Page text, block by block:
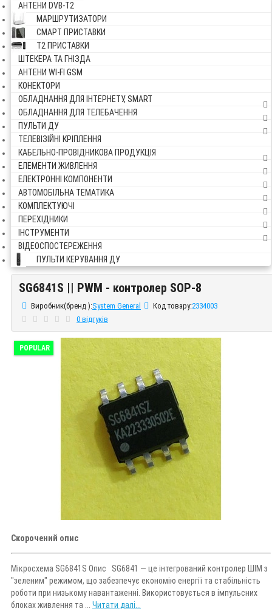
АНТЕНИ DVB-Т2
МАРШРУТИЗАТОРИ
СМАРТ ПРИСТАВКИ
Т2 ПРИСТАВКИ
ШТЕКЕРА ТА ГНІЗДА
АНТЕНИ WI-FI GSM
КОНЕКТОРИ
ОБЛАДНАННЯ ДЛЯ ІНТЕРНЕТУ, SMART
ОБЛАДНАННЯ ДЛЯ ТЕЛЕБАЧЕННЯ
ПУЛЬТИ ДУ
ТЕЛЕВІЗІЙНІ КРІПЛЕННЯ
КАБЕЛЬНО-ПРОВІДНИКОВА ПРОДУКЦІЯ
ЕЛЕМЕНТИ ЖИВЛЕННЯ
ЕЛЕКТРОННІ КОМПОНЕНТИ
АВТОМОБІЛЬНА ТЕМАТИКА
КОМПЛЕКТУЮЧІ
ПЕРЕХІДНИКИ
ІНСТРУМЕНТИ
ВІДЕОСПОСТЕРЕЖЕННЯ
ПУЛЬТИ КЕРУВАННЯ ДУ
SG6841S || PWM - контролер SOP-8
SG6841S || PWM - контролер SOP-8
Виробник(бренд ):System General Код товару:2334003
0 відгуків
POPULAR
Скорочений опис
Мікросхема SG6841S Опис SG6841 — це інтегрований контролер ШІМ з
"зеленим" режимом, що забезпечує економію енергії та стабільність
роботи при низькому навантаженні. Використовується в імпульсних
блоках живлення та ... Читати далі...